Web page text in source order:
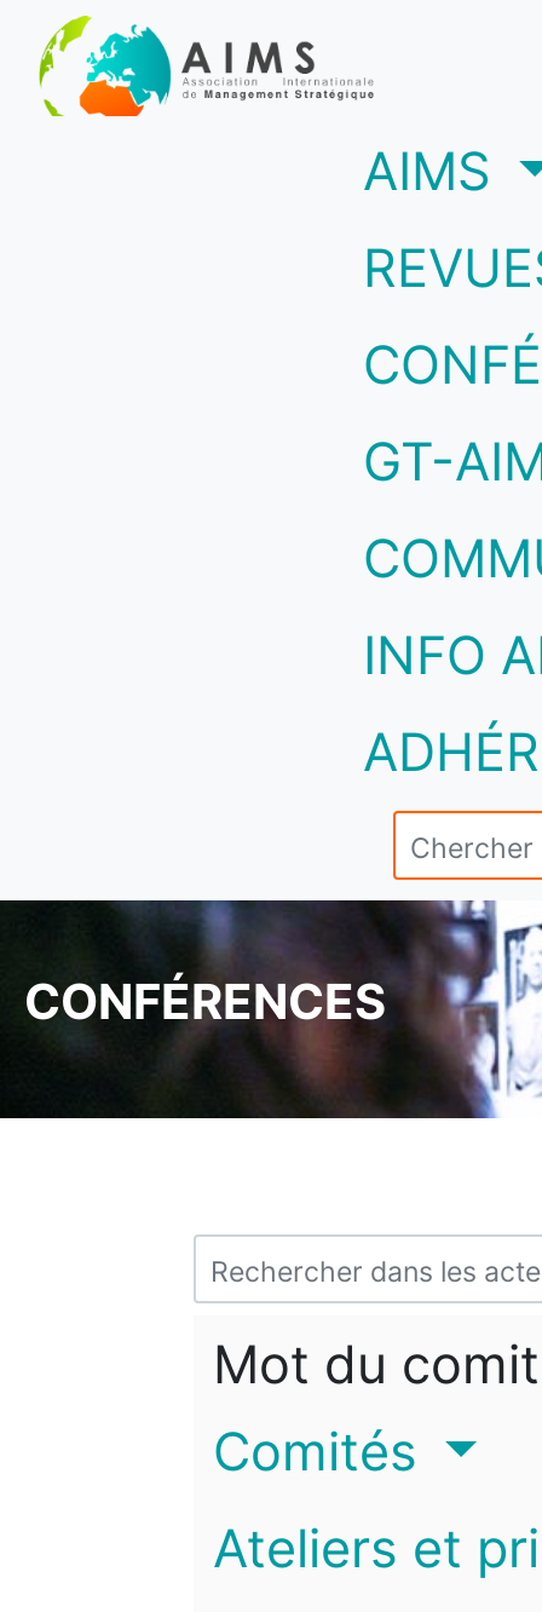
AIMS
GT-
INFO
CONFÉRENCES
Mot du
Comités
Ateliers et